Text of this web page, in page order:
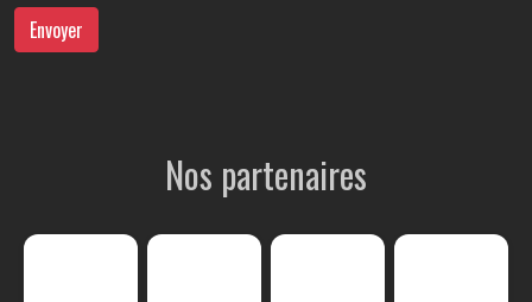
Envoyer
Nos partenaires